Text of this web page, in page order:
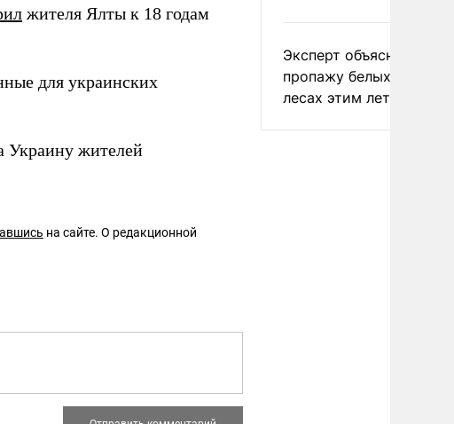
жителя Ялты к 18 годам
для украинских
Украину жителей
на сайте. О редакционной
Эксперт объяснил
пропажу белых грибов
лесах этим летом